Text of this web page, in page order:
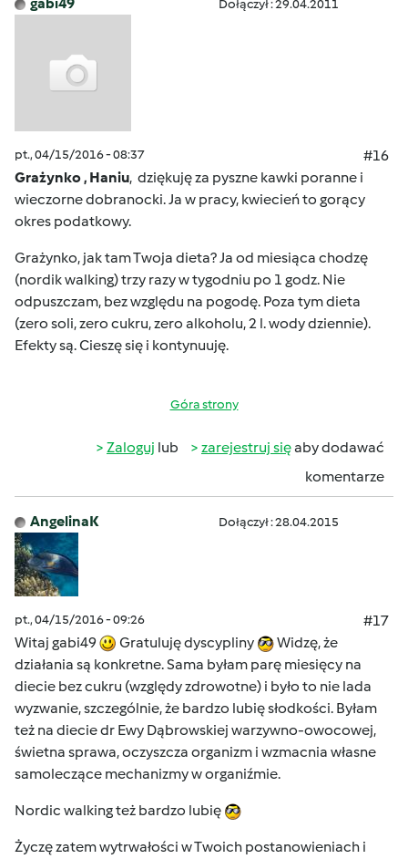
Dołączył : 29.04.2011
pt., 04/15/2016 - 08:37
#16
Grażynko , Haniu, dziękuję za pyszne kawki poranne i
wieczorne dobranocki. Ja w pracy, kwiecień to gorący
okres podatkowy.
Grażynko, jak tam Twoja dieta? Ja od miesiąca chodzę
(nordik walking) trzy razy w tygodniu po 1 godz. Nie
odpuszczam, bez względu na pogodę. Poza tym dieta
(zero soli, zero cukru, zero alkoholu, 2 l. wody dziennie).
Efekty są. Cieszę się i kontynuuję.
Góra strony
Zaloguj lub zarejestruj sięaby dodawać
komentarze
AngelinaK Dołączył : 28.04.2015
pt., 04/15/2016 - 09:26
#17
Witaj gabi49
Gratuluję dyscypliny
Widzę, że
działania są konkretne. Sama byłam parę miesięcy na
diecie bez cukru (względy zdrowotne) i było to nie lada
wyzwanie, szczególnie, że bardzo lubię słodkości. Byłam
też na diecie dr Ewy Dąbrowskiej warzywno-owocowej,
świetna sprawa, oczyszcza organizm i wzmacnia własne
samoleczące mechanizmy w organiźmie.
Nordic walking też bardzo lubię
Życzę zatem wytrwałości w Twoich postanowieniach i